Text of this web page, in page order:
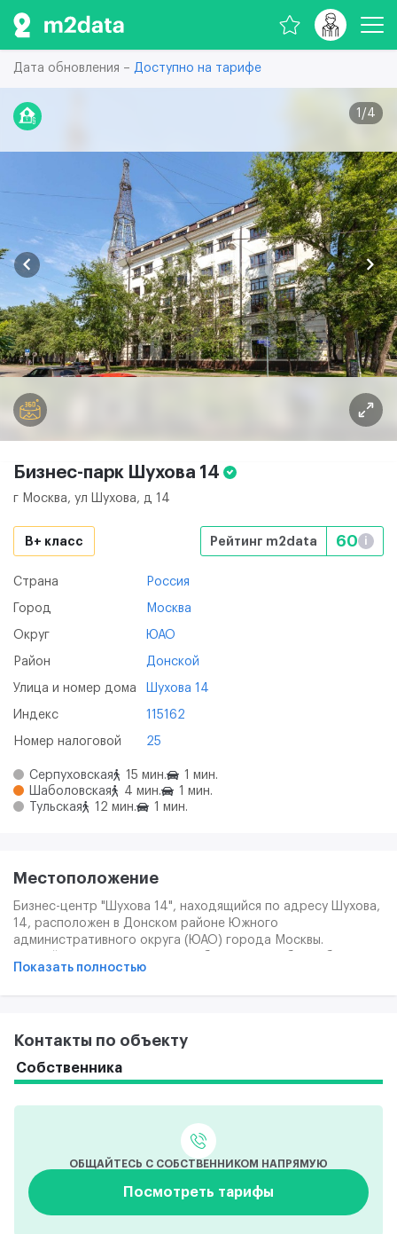
Дата обновления – Доступно на тарифе
1 /4
Бизнес-парк Шухова 14
г Москва, ул Шухова, д 14
B+ класс Рейтинг m2data 60 i
Страна Россия
Город Москва
Округ ЮАО
Район Донской
Улица и номер дома Шухова 14
Индекс 115162
Номер налоговой 25
Серпуховская 15 мин.
1 мин.
Шаболовская
4 мин.
1 мин.
Тульская
12 мин. 1 мин.
Местоположение
Бизнес-центр "Шухова 14", находящийся по адресу Шухова,
14, расположен в Донском районе Южного
административного округа (ЮАО) города Москвы.
центра проходят Ленинский проспект и Подольское шоссе,
Показать полностью
Контакты по объекту
Собственника
ОБЩАЙТЕСЬ С СОБСТВЕННИКОМ НАПРЯМУЮ
Посмотреть тарифы